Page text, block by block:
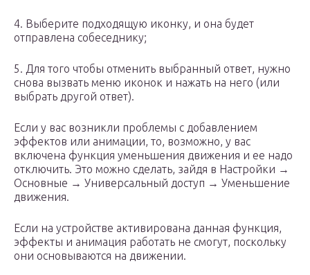
4. Выберите подходящую иконку, и она будет
отправлена собеседнику;
5. Для того чтобы отменить выбранный ответ, нужно
снова вызвать меню иконок и нажать на него (или
выбрать другой ответ).
Если у вас возникли проблемы с добавлением
эффектов или анимации, то, возможно, у вас
включена функция уменьшения движения и ее надо
отключить. Это можно сделать, зайдя в Настройки →
Основные → Универсальный доступ → Уменьшение
движения.
Если на устройстве активирована данная функция,
эффекты и анимация работать не смогут, поскольку
они основываются на движении.